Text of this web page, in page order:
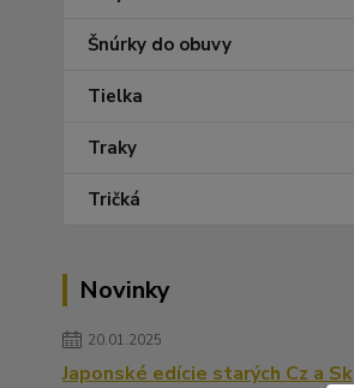
Šnúrky do obuvy
Tielka
Traky
Tričká
Novinky
20.01.2025
Japonské edície starých Cz a Sk